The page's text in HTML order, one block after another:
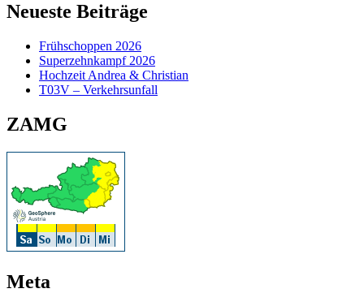
Neueste Beiträge
Frühschoppen 2026
Superzehnkampf 2026
Hochzeit Andrea & Christian
T03V – Verkehrsunfall
ZAMG
Meta